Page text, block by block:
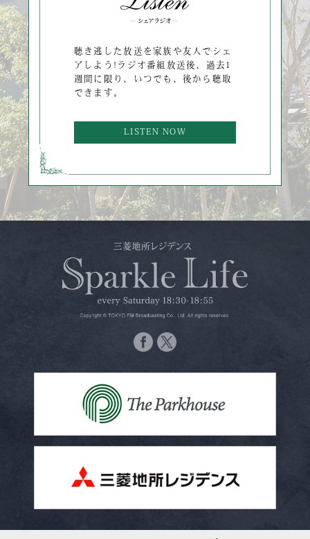
聴き逃した放送を家族や友人でシェ
アしよう!ラジオ番組放送後、過去1
週間に限り、いつでも、後から聴取
できます。
LISTEN NOW